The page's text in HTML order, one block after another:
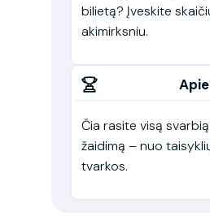
bilietą? Įveskite
akimirksniu.
Čia rasite visą
žaidimą – nuo
tvarkos.